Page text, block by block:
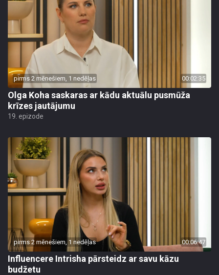
pirms 2 mēnešiem, 1 nedēļas 00:02:35
Olga Koha saskaras ar kādu aktuālu pusmūža
krīzes jautājumu
19. epizode
pirms 2 mēnešiem, 1 nedēļas 00:06:47
Influencere Intrisha pārsteidz ar savu kāzu
budžetu